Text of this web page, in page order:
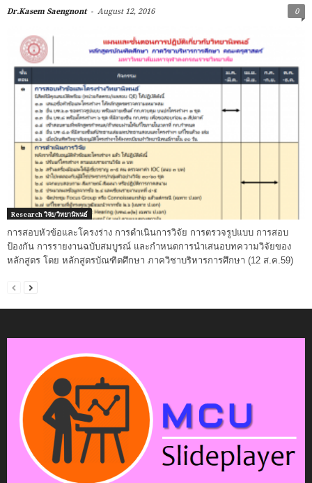
Dr.Kasem Saengnont - August 12, 2016 0
Research วิจัย/วิทยานิพนธ์
การสอบหัวข้อและโครงร่าง การดำเนินการวิจัย การตรวจรูปแบบ การสอบ
ป้องกัน การรายงานฉบับสมบูรณ์ และกำหนดการนำเสนอบทความวิจัยของ
หลักสูตร โดย หลักสูตรบัณฑิตศึกษา ภาควิชาบริหารการศึกษา (12 ส.ค.59)